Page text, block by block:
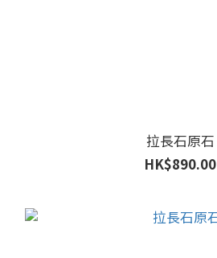
拉長石原石
HK$890.00